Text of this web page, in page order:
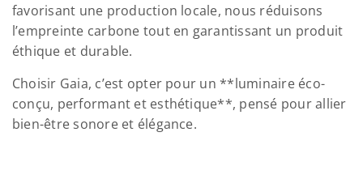
favorisant une production locale, nous réduisons
l’empreinte carbone tout en garantissant un produit
éthique et durable.
Choisir Gaia, c’est opter pour un **luminaire éco-
conçu, performant et esthétique**, pensé pour allier
bien-être sonore et élégance.